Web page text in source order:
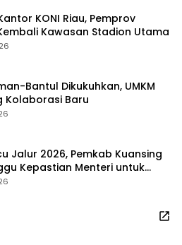
KONI Riau, Pemprov
Kawasan Stadion Utama
Bantul Dikukuhkan, UMKM
Kolaborasi Baru
Jalur 2026, Pemkab Kuansing
Kepastian Menteri untuk